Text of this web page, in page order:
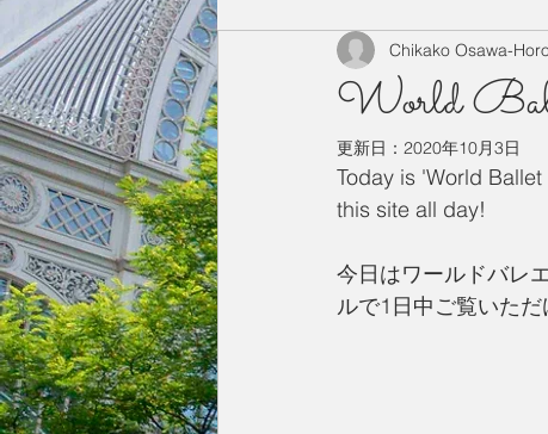
"Hello' from Tokyo 連載
今月の一枚 占い 英国／欧
World
Chikako Osawa-
更新日： 2020年10月3日
Today is 'World
this site all day!
今日はワールドバレ
ルで1日中ご覧いただ